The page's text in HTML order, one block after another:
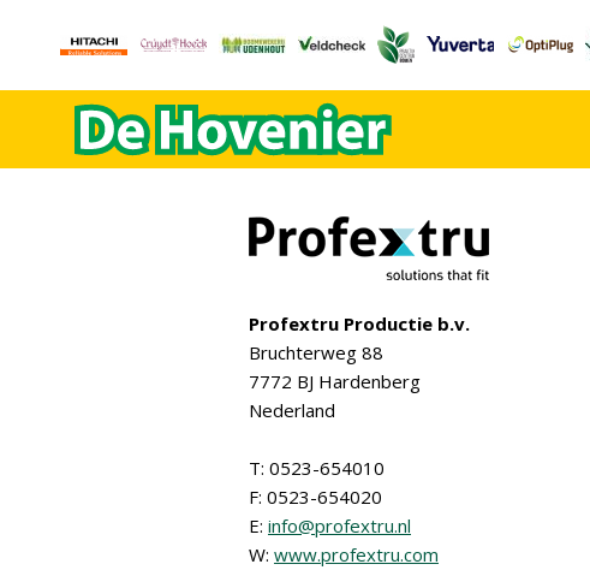
Profextru Productie b.v.
Bruchterweg 88
7772 BJ Hardenberg
Nederland
T: 0523-654010
F: 0523-654020
E: info@profextru.nl
W: www.profextru.com